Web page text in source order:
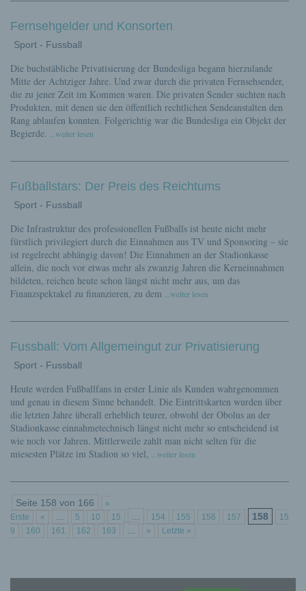
Fernsehgelder und Konsorten
Sport - Fussball
Die buchstäbliche Privatisierung der Bundesliga begann hierzulande
Mitte der Achtziger Jahre. Und zwar durch die privaten Fernsehsender,
die zu jener Zeit im Kommen waren. Die privaten Sender suchten nach
Produkten, mit denen sie den öffentlich rechtlichen Sendeanstalten den
Rang ablaufen konnten. Folgerichtig war die Bundesliga ein Objekt der
Begierde. ...weiter lesen
Fußballstars: Der Preis des Reichtums
Sport - Fussball
Die Infrastruktur des professionellen Fußballs ist heute nicht mehr
fürstlich privilegiert durch die Einnahmen aus TV und Sponsoring – sie
ist regelrecht abhängig davon! Die Einnahmen an der Stadionkasse
allein, die noch vor etwas mehr als zwanzig Jahren die Kerneinnahmen
bildeten, reichen heute schon längst nicht mehr aus, um das
Finanzspektakel zu finanzieren, zu dem ...weiter lesen
Fussball: Vom Allgemeingut zur Privatisierung
Sport - Fussball
Heute werden Fußballfans in erster Linie als Kunden wahrgenommen
und genau in diesem Sinne behandelt. Die Eintrittskarten wurden über
die letzten Jahre überall erheblich teurer, obwohl der Obolus an der
Stadionkasse einnahmetechnisch längst nicht mehr so entscheidend ist
wie noch vor Jahren. Mittlerweile zahlt man nicht selten für die
miesesten Plätze im Stadion so viel, ...weiter lesen
Seite 158 von 166
«
Erste
« 5 10 15 154 155 156 157 158
15
9
160 161 162 163 » Letzte »